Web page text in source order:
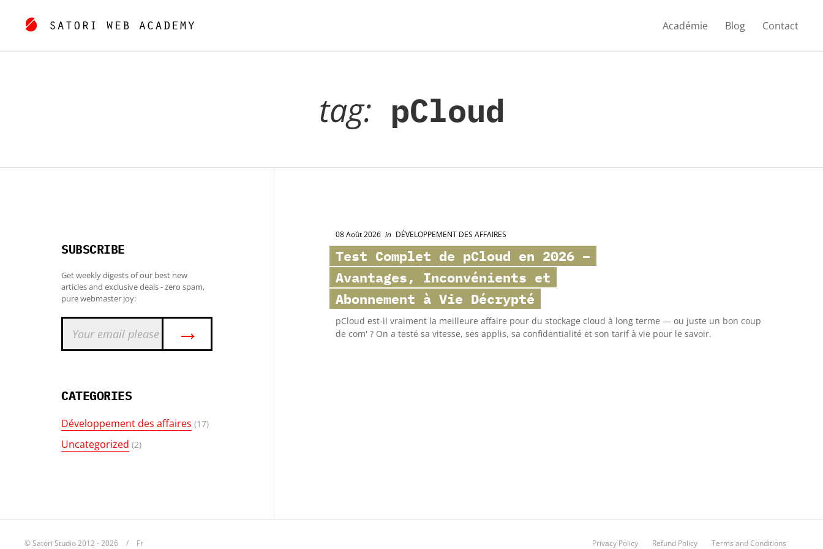
Académie Blog Contact
tag: pCloud
SUBSCRIBE
Get weekly digests of our best new
articles and exclusive deals - zero spam,
pure webmaster joy:
→
CATEGORIES
Développement des affaires (17)
Uncategorized (2)
08 Août 2026 in DÉVELOPPEMENT DES AFFAIRES
Test Complet de pCloud en 2026 –
Avantages, Inconvénients et
Abonnement à Vie Décrypté
pCloud est-il vraiment la meilleure affaire pour du stockage cloud à long terme — ou juste un bon coup
de com' ? On a testé sa vitesse, ses applis, sa confidentialité et son tarif à vie pour le savoir.
© Satori Studio 2012 - 2026 Fr Privacy Policy Refund Policy Terms and Conditions